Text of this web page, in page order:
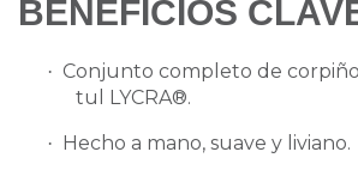
BENEFICIOS
· Conjunto completo de
tul LYCRA®.
· Hecho a mano, suave y liviano.